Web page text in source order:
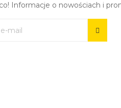
Informacje o nowościach i